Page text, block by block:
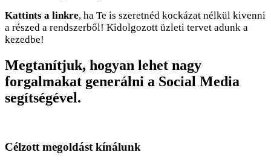
Kattints a linkre, ha Te is szeretnéd kockázat nélkül kivenni
a részed a rendszerből! Kidolgozott üzleti tervet adunk a
kezedbe!
Megtanítjuk, hogyan lehet nagy
forgalmakat generálni a Social Media
segítségével.
Célzott megoldást kínálunk